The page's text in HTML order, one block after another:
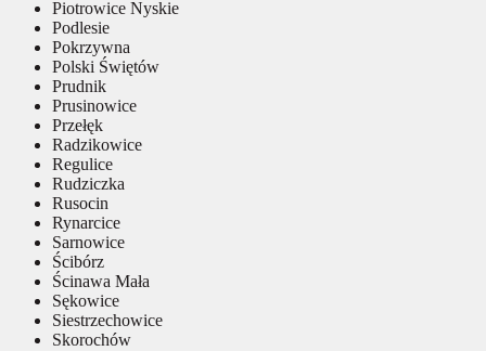
Piotrowice Nyskie
Podlesie
Pokrzywna
Polski Świętów
Prudnik
Prusinowice
Przełęk
Radzikowice
Regulice
Rudziczka
Rusocin
Rynarcice
Sarnowice
Ścibórz
Ścinawa Mała
Sękowice
Siestrzechowice
Skorochów